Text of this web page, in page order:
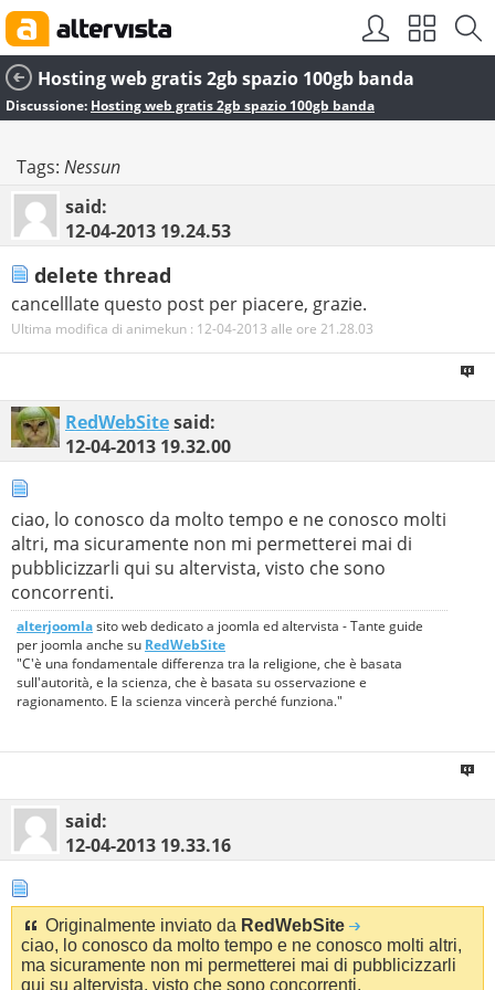
Hosting web gratis 2gb spazio 100gb banda
Discussione: Hosting web gratis 2gb spazio 100gb banda
Tags: Nessun
said:
12-04-2013 19.24.53
delete thread
cancelllate questo post per piacere, grazie.
Ultima modifica di animekun : 12-04-2013 alle ore 21.28.03
RedWebSitesaid:
12-04-2013 19.32.00
ciao, lo conosco da molto tempo e ne conosco molti
altri, ma sicuramente non mi permetterei mai di
pubblicizzarli qui su altervista, visto che sono
concorrenti.
alterjoomlasito web dedicato a joomla ed altervista - Tante guide
per joomla anche su RedWebSite
"C'è una fondamentale differenza tra la religione, che è basata
sull'autorità, e la scienza, che è basata su osservazione e
ragionamento. E la scienza vincerà perché funziona."
said:
12-04-2013 19.33.16
Originalmente inviato da RedWebSite
ciao, lo conosco da molto tempo e ne conosco molti altri,
ma sicuramente non mi permetterei mai di pubblicizzarli
qui su altervista, visto che sono concorrenti.